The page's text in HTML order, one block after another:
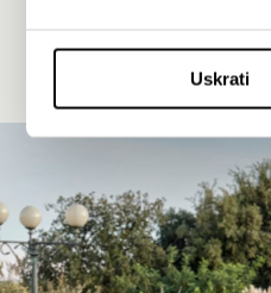
Uskrati